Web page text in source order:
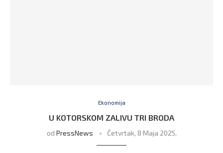
Ekonomija
U KOTORSKOM ZALIVU TRI BRODA
od PressNews Četvrtak, 8 Maja 2025,